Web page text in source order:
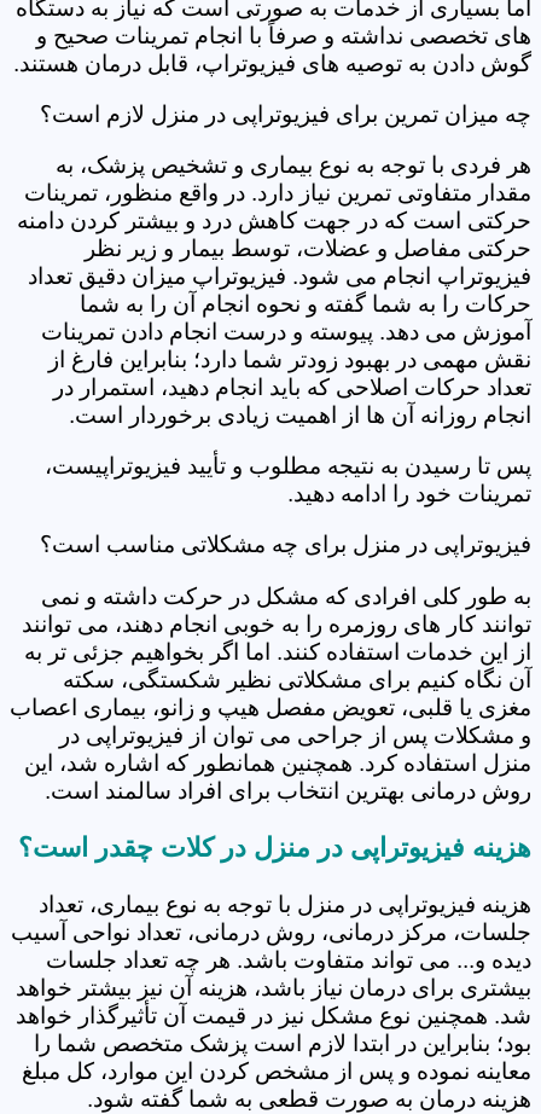
اما بسیاری از خدمات به صورتی است که نیاز به دستگاه
های تخصصی نداشته و صرفاً با انجام تمرینات صحیح و
گوش دادن به توصیه های فیزیوتراپ، قابل درمان هستند.
چه میزان تمرین برای فیزیوتراپی در منزل لازم است؟
هر فردی با توجه به نوع بیماری و تشخیص پزشک، به
مقدار متفاوتی تمرین نیاز دارد. در واقع منظور، تمرینات
حرکتی است که در جهت کاهش درد و بیشتر کردن دامنه
حرکتی مفاصل و عضلات، توسط بیمار و زیر نظر
فیزیوتراپ انجام می شود. فیزیوتراپ میزان دقیق تعداد
حرکات را به شما گفته و نحوه انجام آن را به شما
آموزش می دهد. پیوسته و درست انجام دادن تمرینات
نقش مهمی در بهبود زودتر شما دارد؛ بنابراین فارغ از
تعداد حرکات اصلاحی که باید انجام دهید، استمرار در
انجام روزانه آن ها از اهمیت زیادی برخوردار است.
پس تا رسیدن به نتیجه مطلوب و تأیید فیزیوتراپیست،
تمرینات خود را ادامه دهید.
فیزیوتراپی در منزل برای چه مشکلاتی مناسب است؟
به طور کلی افرادی که مشکل در حرکت داشته و نمی
توانند کار های روزمره را به خوبی انجام دهند، می توانند
از این خدمات استفاده کنند. اما اگر بخواهیم جزئی تر به
آن نگاه کنیم برای مشکلاتی نظیر شکستگی، سکته
مغزی یا قلبی، تعویض مفصل هیپ و زانو، بیماری اعصاب
و مشکلات پس از جراحی می توان از فیزیوتراپی در
منزل استفاده کرد. همچنین همانطور که اشاره شد، این
روش درمانی بهترین انتخاب برای افراد سالمند است.
هزینه فیزیوتراپی در منزل در کلات چقدر است؟
هزینه فیزیوتراپی در منزل با توجه به نوع بیماری، تعداد
جلسات، مرکز درمانی، روش درمانی، تعداد نواحی آسیب
دیده و... می تواند متفاوت باشد. هر چه تعداد جلسات
بیشتری برای درمان نیاز باشد، هزینه آن نیز بیشتر خواهد
شد. همچنین نوع مشکل نیز در قیمت آن تأثیرگذار خواهد
بود؛ بنابراین در ابتدا لازم است پزشک متخصص شما را
معاینه نموده و پس از مشخص کردن این موارد، کل مبلغ
هزینه درمان به صورت قطعی به شما گفته شود.